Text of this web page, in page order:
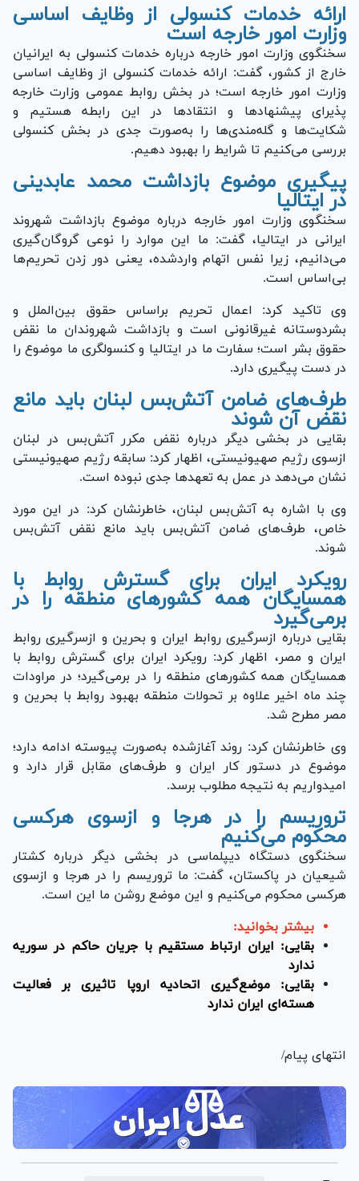
ارائه خدمات کنسولی از وظایف اساسی
وزارت امور خارجه است
سخنگوی وزارت امور خارجه درباره خدمات کنسولی به ایرانیان
خارج از کشور، گفت: ارائه خدمات کنسولی از وظایف اساسی
وزارت امور خارجه است؛ در بخش روابط عمومی وزارت خارجه
پذیرای پیشنهاد‌ها و انتقاد‌ها در این رابطه هستیم و
شکایت‌ها و گله‌مندی‌ها را به‌صورت جدی در بخش کنسولی
بررسی می‌کنیم تا شرایط را بهبود دهیم.
پیگیری موضوع بازداشت محمد عابدینی
در ایتالیا
سخنگوی وزارت امور خارجه درباره موضوع بازداشت شهروند
ایرانی در ایتالیا، گفت: ما این موارد را نوعی گروگان‌گیری
می‌دانیم، زیرا نفس اتهام واردشده، یعنی دور زدن تحریم‌ها
بی‌اساس است.
وی تاکید کرد: اعمال تحریم براساس حقوق بین‌الملل و
بشردوستانه غیرقانونی است و بازداشت شهروندان ما نقض
حقوق بشر است؛ سفارت ما در ایتالیا و کنسولگری ما موضوع را
در دست پیگیری دارد.
طرف‌های ضامن آتش‌بس لبنان باید مانع
نقض آن شوند
بقایی در بخشی دیگر درباره نقض مکرر آتش‌بس در لبنان
ازسوی رژیم صهیونیستی، اظهار کرد: سابقه رژیم صهیونیستی
نشان می‌دهد در عمل به تعهد‌ها جدی نبوده است.
وی با اشاره به آتش‌بس لبنان، خاطرنشان کرد: در این مورد
خاص، طرف‌های ضامن آتش‌بس باید مانع نقض آتش‌بس
شوند.
رویکرد ایران برای گسترش روابط با
همسایگان همه کشور‌های منطقه را در
برمی‌گیرد
بقایی درباره ازسرگیری روابط ایران و بحرین و ازسرگیری روابط
ایران و مصر، اظهار کرد: رویکرد ایران برای گسترش روابط با
همسایگان همه کشور‌های منطقه را در برمی‌گیرد؛ در مراودات
چند ماه اخیر علاوه بر تحولات منطقه بهبود روابط با بحرین و
مصر مطرح شد.
وی خاطرنشان کرد: روند آغازشده به‌صورت پیوسته ادامه دارد؛
موضوع در دستور کار ایران و طرف‌های مقابل قرار دارد و
امیدواریم به نتیجه مطلوب برسد.
تروریسم را در هرجا و ازسوی هرکسی
محکوم می‌کنیم
سخنگوی دستگاه دیپلماسی در بخشی دیگر درباره کشتار
شیعیان در پاکستان، گفت: ما تروریسم را در هرجا و ازسوی
هرکسی محکوم می‌کنیم و این موضع روشن ما این است.
بیشتر بخوانید:
بقایی: ایران ارتباط مستقیم با جریان حاکم در سوریه
ندارد
بقایی: موضع‌گیری اتحادیه اروپا تاثیری بر فعالیت
هسته‌ای ایران ندارد
انتهای پیام/